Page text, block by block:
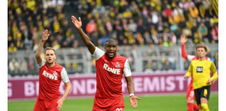
Sri Lanka setzt nach Unruhen in Gefängnis Soldaten ein
Zuwächse in der Autobranche: Industrieproduktion legt im Juni
leicht zu
76-jähriger Landwirt in Nordrhein-Westfalen von Traktor
überrollt und getötet
Nach Tod von 37-Jähriger in Hessen: Tatverdächtiger wieder auf
freiem Fuß
Deutschlands Exporte im Juni leicht gestiegen